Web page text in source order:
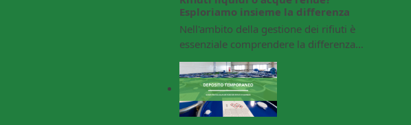
Esploriamo insieme la differenza
Nell'ambito della gestione dei rifiuti è
essenziale comprendere la differenza…